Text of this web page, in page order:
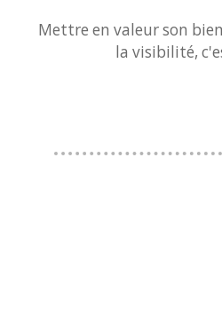
Mettre en valeur son
la visibilité,